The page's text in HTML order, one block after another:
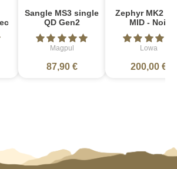
Sangle MS3 single
QD Gen2
Magpul
87,90 €
Zephyr MK2
MID - Noir
Lowa
200,00 €